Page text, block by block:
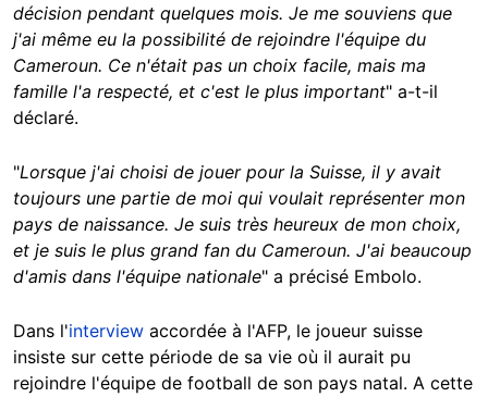
décision pendant quelques mois. Je me souviens que
j'ai même eu la possibilité de rejoindre l'équipe du
Cameroun. Ce n'était pas un choix facile, mais ma
famille l'a respecté, et c'est le plus important" a-t-il
déclaré.
"Lorsque j'ai choisi de jouer pour la Suisse, il y avait
toujours une partie de moi qui voulait représenter mon
pays de naissance. Je suis très heureux de mon choix,
et je suis le plus grand fan du Cameroun. J'ai beaucoup
d'amis dans l'équipe nationale" a précisé Embolo.
Dans l'interview accordée à l'AFP, le joueur suisse
insiste sur cette période de sa vie où il aurait pu
rejoindre l'équipe de football de son pays natal. A cette